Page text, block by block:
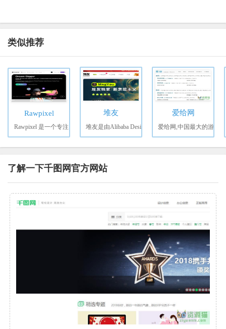
类似推荐
Rawpixel
Rawpixel 是一个专注
堆友
堆友是由Alibaba Desi
爱给网
爱给网,中国最大的游
了解一下千图网官方网站